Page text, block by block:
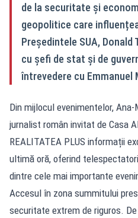
de la securitate și
geopolitice care
Președintele SUA,
cu șefi de stat și de
întrevedere cu Emmanuel
Din mijlocul evenimentelor,
jurnalist român invitat de Casa
REALITATEA PLUS informații
ultimă oră, oferind
dintre cele mai importante
Accesul în zona summitului
securitate extrem de riguros.